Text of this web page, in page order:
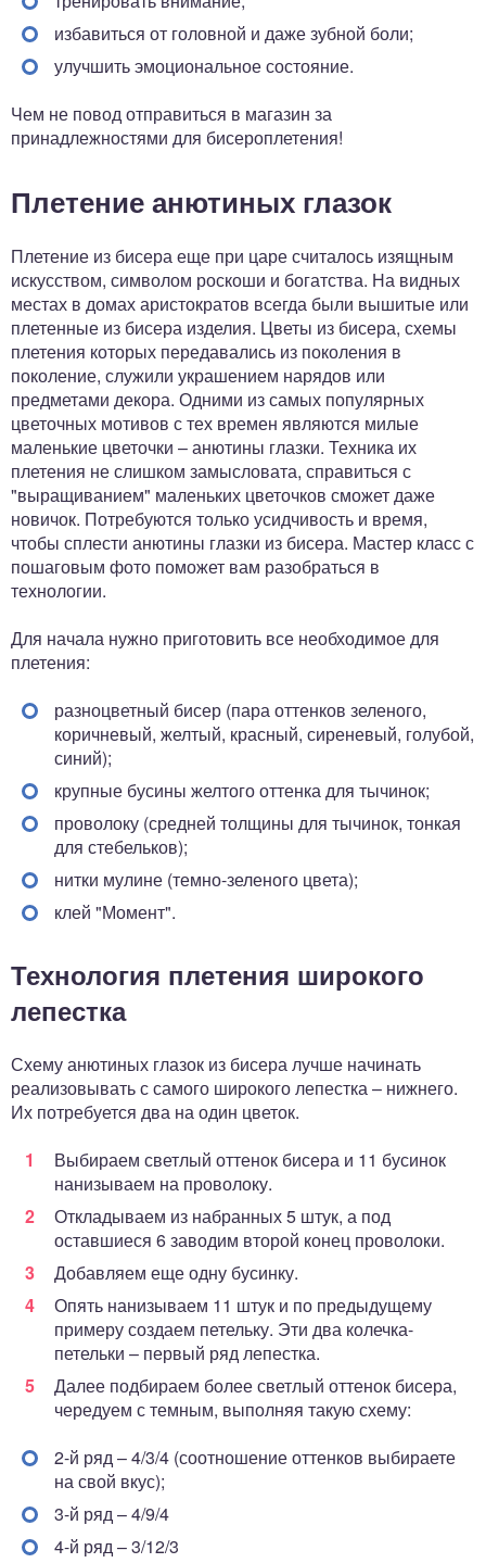
избавиться от головной и даже зубной боли;
улучшить эмоциональное состояние.
Чем не повод отправиться в магазин за
принадлежностями для бисероплетения!
Плетение анютиных глазок
Плетение из бисера еще при царе считалось изящным
искусством, символом роскоши и богатства. На видных
местах в домах аристократов всегда были вышитые или
плетенные из бисера изделия. Цветы из бисера, схемы
плетения которых передавались из поколения в
поколение, служили украшением нарядов или
предметами декора. Одними из самых популярных
цветочных мотивов с тех времен являются милые
маленькие цветочки – анютины глазки. Техника их
плетения не слишком замысловата, справиться с
"выращиванием" маленьких цветочков сможет даже
новичок. Потребуются только усидчивость и время,
чтобы сплести анютины глазки из бисера. Мастер класс с
пошаговым фото поможет вам разобраться в
технологии.
Для начала нужно приготовить все необходимое для
плетения:
разноцветный бисер (пара оттенков зеленого,
коричневый, желтый, красный, сиреневый, голубой,
синий);
крупные бусины желтого оттенка для тычинок;
проволоку (средней толщины для тычинок, тонкая
для стебельков);
нитки мулине (темно-зеленого цвета);
клей "Момент".
Технология плетения широкого
лепестка
Схему анютиных глазок из бисера лучше начинать
реализовывать с самого широкого лепестка – нижнего.
Их потребуется два на один цветок.
Выбираем светлый оттенок бисера и 11 бусинок
нанизываем на проволоку.
Откладываем из набранных 5 штук, а под
оставшиеся 6 заводим второй конец проволоки.
Добавляем еще одну бусинку.
Опять нанизываем 11 штук и по предыдущему
примеру создаем петельку. Эти два колечка-
петельки – первый ряд лепестка.
Далее подбираем более светлый оттенок бисера,
чередуем с темным, выполняя такую схему:
2-й ряд – 4/3/4 (соотношение оттенков выбираете
на свой вкус);
3-й ряд – 4/9/4
4-й ряд – 3/12/3